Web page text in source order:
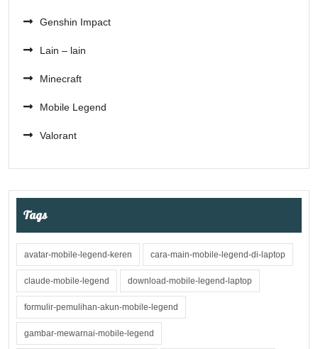
Genshin Impact
Lain – lain
Minecraft
Mobile Legend
Valorant
Tags
avatar-mobile-legend-keren cara-main-mobile-legend-di-laptop
claude-mobile-legend download-mobile-legend-laptop
formulir-pemulihan-akun-mobile-legend
gambar-mewarnai-mobile-legend